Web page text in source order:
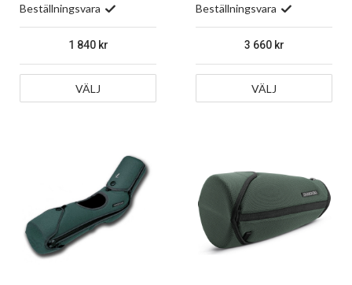
Beställningsvara
1 840
VÄLJ
Beställningsvara
3 660
VÄLJ